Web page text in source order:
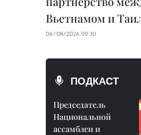
Вьетнамом и
06/08/2026 00:30
ПОДКАСТ
Председатель
Национальной
ассамблеи и